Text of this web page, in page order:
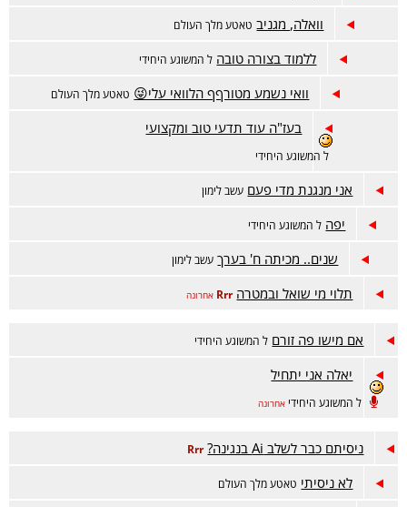
וואלה, מגניב טאטע מלך העולם
ללמוד בצורה טובה ל המשוגע היחידי
וואי נשמע מטורףף הלוואי עלי😜 טאטע מלך העולם
בעז"ה עוד תדעי טוב ומקצועי
ל המשוגע היחידי
אני מנגנת מדי פעם עשב לימון
יפה ל המשוגע היחידי
שנים.. מכיתה ח' בערך עשב לימון
תלוי מי שואל ובמטרה Rrr אחרונה
אם מישו פה זורם ל המשוגע היחידי
יאלה אני יתחיל
ל המשוגע היחידי אחרונה
ניסיתם כבר לשלב Ai בנגינה? Rrr
לא ניסיתי טאטע מלך העולם